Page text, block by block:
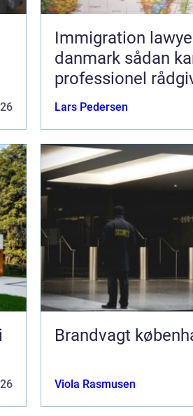
Immigration
danmark sådan kan
professionel
en forskel
Lars Pedersen
Brandvagt
Viola Rasmusen